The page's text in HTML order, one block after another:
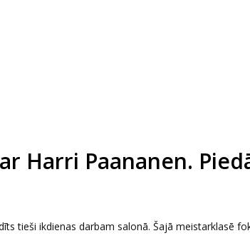
Harri Paananen.
tieši ikdienas darbam salonā. Šajā meistarklasē